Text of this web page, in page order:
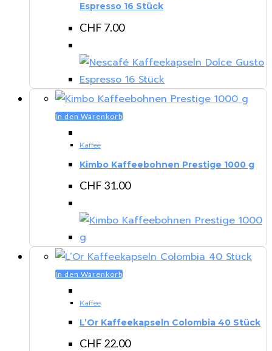
Espresso 16 Stück
CHF 7.00
In den Warenkorb
Kaffee
Kimbo Kaffeebohnen Prestige 1000 g
CHF 31.00
In den Warenkorb
Kaffee
L’Or Kaffeekapseln Colombia 40 Stück
CHF 22.00